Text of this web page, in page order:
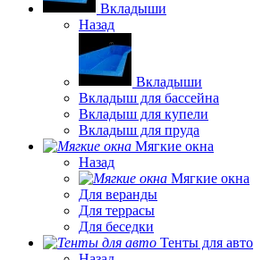
Вкладыши
Назад
Вкладыши
Вкладыш для бассейна
Вкладыш для купели
Вкладыш для пруда
Мягкие окна
Назад
Мягкие окна
Для веранды
Для террасы
Для беседки
Тенты для авто